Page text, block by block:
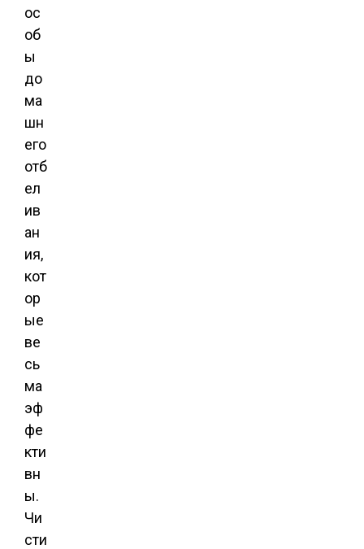
ос
об
ы
до
ма
шн
его
отб
ел
ив
ан
ия,
кот
ор
ые
ве
сь
ма
эф
фе
кти
вн
ы.
Чи
сти